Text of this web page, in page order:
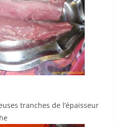
tranches de l’épaisseur